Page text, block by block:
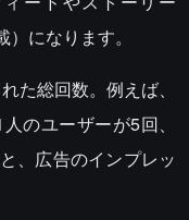
になります。
た総回数。例えば、
のユーザーが5回、
、広告のインプレッ